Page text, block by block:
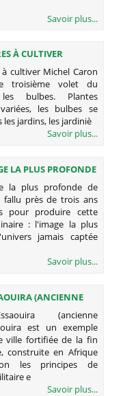
Savoir plus...
À CULTIVER
cultiver Michel Caron
troisième volet du
bulbes. Plantes
les bulbes se
jardins, les jardiniè
Savoir plus...
LA PLUS PROFONDE
la plus profonde de
fallu près de trois ans
pour produire cette
: l'image la plus
jamais captée
Savoir plus...
(ANCIENNE
(ancienne
est un exemple
ville fortifiée de la fin
construite en Afrique
les principes de
e
Savoir plus...